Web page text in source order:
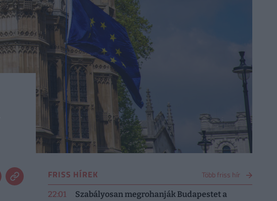
FRISS HÍREK Több friss hír
22:01
Szabályosan megrohanják Budapestet a